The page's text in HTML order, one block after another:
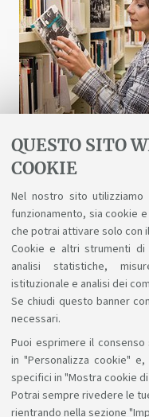
QUESTO SITO
COOKIE
Nel nostro sito
funzionamento, sia cookie
che potrai attivare solo con
Cookie e altri strumenti
analisi statistiche,
istituzionale e analisi dei
Se chiudi questo banner
necessari.
Puoi esprimere il
in "Personalizza cookie"
specifici in "Mostra cookie
Potrai sempre rivedere le
rientrando nella sezione
Biblioteche e
Un patrimonio
tua disposizione
Sosteniamo